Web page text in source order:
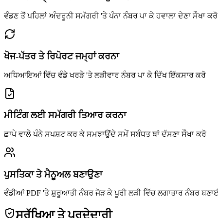
ਵੰਡਣ ਤੋਂ ਪਹਿਲਾਂ ਅੰਦਰੂਨੀ ਸਮੱਗਰੀ 'ਤੇ ਪੰਨਾ ਨੰਬਰ ਪਾ ਕੇ ਹਵਾਲਾ ਦੇਣਾ ਸੌਖਾ ਕਰੋ
ਖੋਜ-ਪੱਤਰ ਤੇ ਰਿਪੋਰਟ ਜਮ੍ਹਾਂ ਕਰਨਾ
ਅਧਿਆਇਆਂ ਵਿੱਚ ਵੰਡੇ ਖਰੜੇ 'ਤੇ ਲੜੀਵਾਰ ਨੰਬਰ ਪਾ ਕੇ ਦਿੱਖ ਇੱਕਸਾਰ ਕਰੋ
ਮੀਟਿੰਗ ਲਈ ਸਮੱਗਰੀ ਤਿਆਰ ਕਰਨਾ
ਛਾਪੇ ਵਾਲੇ ਪੰਨੇ ਸਪਸ਼ਟ ਕਰ ਕੇ ਸਮਝਾਉਂਦੇ ਸਮੇਂ ਸਬੰਧਤ ਥਾਂ ਦੱਸਣਾ ਸੌਖਾ ਕਰੋ
ਪੁਸਤਿਕਾ ਤੇ ਮੈਨੂਅਲ ਬਣਾਉਣਾ
ਵੰਡੀਆਂ PDF 'ਤੇ ਸ਼ੁਰੂਆਤੀ ਨੰਬਰ ਜੋੜ ਕੇ ਪੂਰੀ ਲੜੀ ਵਿੱਚ ਲਗਾਤਾਰ ਨੰਬਰ
ਸੁਰੱਖਿਆ ਤੇ ਪਰਦੇਦਾਰੀ